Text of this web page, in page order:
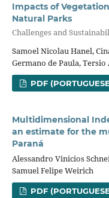
Impacts of
Natural Parks
Challenges and
Samoel Nicolau Hanel,
Germano de Paula,
PDF
Multidimensional
an estimate for the
Paraná
Alessandro Vinicios
Samuel Felipe Weirich
PDF